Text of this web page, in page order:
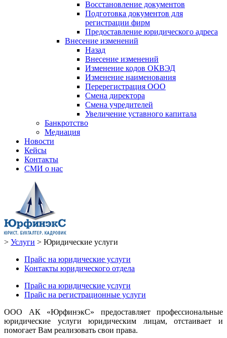
Восстановление документов
Подготовка документов для
регистрации фирм
Предоставление юридического адреса
Внесение изменений
Назад
Внесение изменений
Изменение кодов ОКВЭД
Изменение наименования
Перерегистрация ООО
Смена директора
Смена учредителей
Увеличение уставного капитала
Банкротство
Медиация
Новости
Кейсы
Контакты
СМИ о нас
> Услуги > Юридические услуги
Прайс на юридические услуги
Контакты юридического отдела
Прайс на юридические услуги
Прайс на регистрационные услуги
ООО АК «ЮрфинэкС» предоставляет профессиональные
юридические услуги юридическим лицам, отстаивает и
помогает Вам реализовать свои права.